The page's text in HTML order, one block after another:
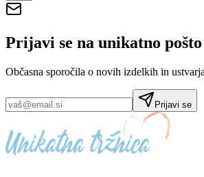
Prijavi se na unikatno pošto
Občasna sporočila o novih izdelkih in
Prijavi se